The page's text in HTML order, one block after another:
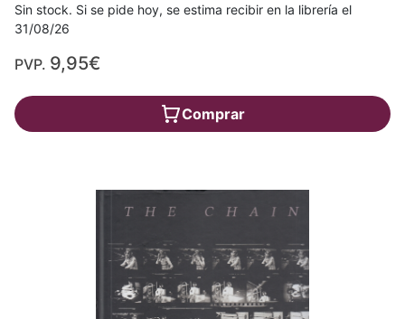
Sin stock. Si se pide hoy, se estima recibir en la librería el
31/08/26
PVP. 9,95€
Comprar